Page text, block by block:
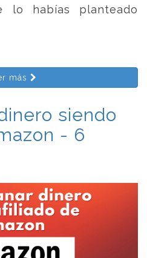
lo habías planteado
más
siendo
- 6